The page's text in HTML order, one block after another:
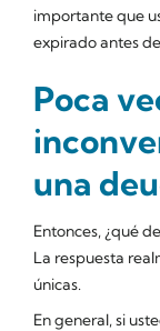
importante que
expirado antes
Poca
una
Entonces, ¿qué
La respuesta
únicas.
En general, si